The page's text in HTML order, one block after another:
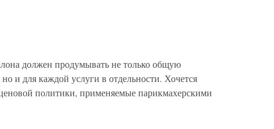
должен продумывать не только общую
и для каждой услуги в отдельности. Хочется
политики, применяемые парикмахерскими